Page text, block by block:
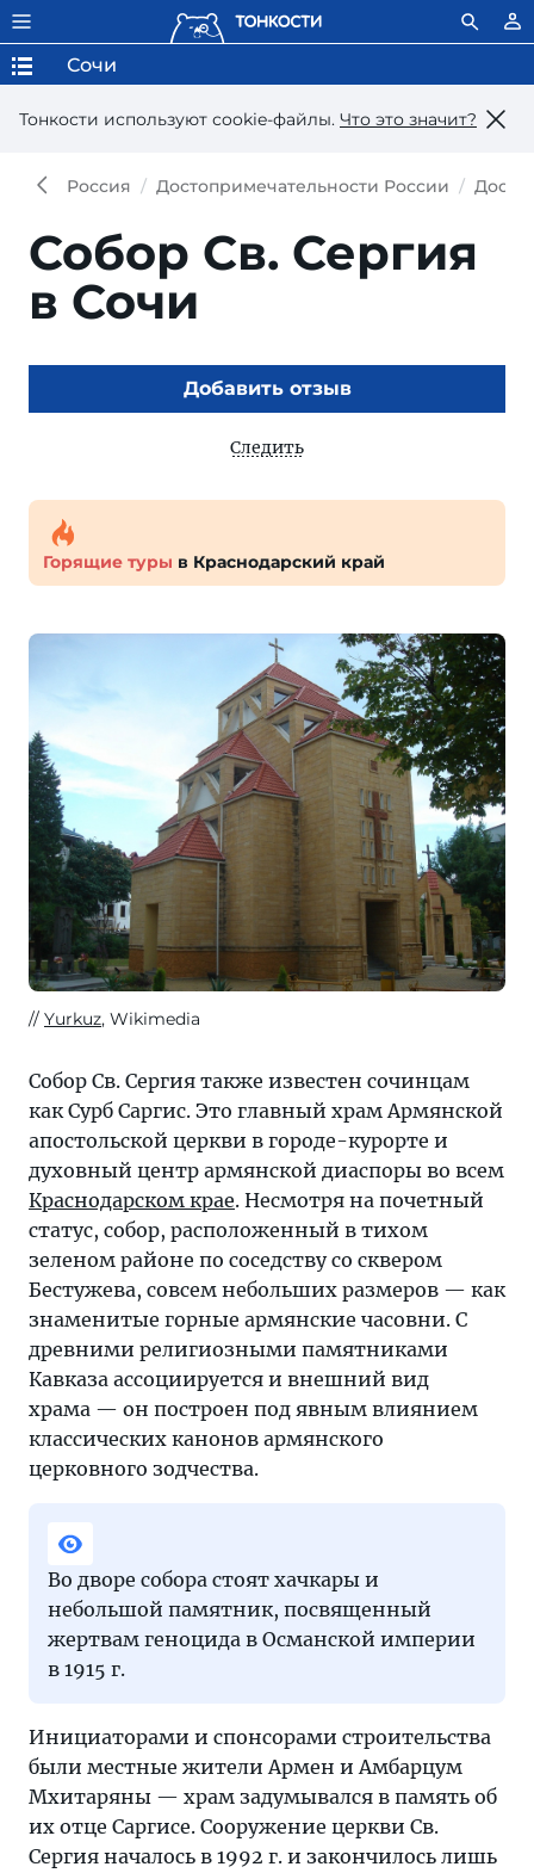
Тонкости используют сookie-файлы. Что это значит?
Сочи
Россия Достопримечательности России
Собор Св. Сергия
в Сочи
Добавить отзыв
Следить
Горящие туры в Краснодарский край
Yurkuz, Wikimedia
Собор Св. Сергия также известен сочинцам
как Сурб Саргис. Это главный храм Армянской
апостольской церкви в городе-курорте и
духовный центр армянской диаспоры во всем
Краснодарском крае. Несмотря на почетный
статус, собор, расположенный в тихом
зеленом районе по соседству со сквером
Бестужева, совсем небольших размеров — как
знаменитые горные армянские часовни. С
древними религиозными памятниками
Кавказа ассоциируется и внешний вид
храма — он построен под явным влиянием
классических канонов армянского
церковного зодчества.
Во дворе собора стоят хачкары и
небольшой памятник, посвященный
жертвам геноцида в Османской империи
в 1915 г.
Инициаторами и спонсорами строительства
были местные жители Армен и Амбарцум
Мхитаряны — храм задумывался в память об
их отце Саргисе. Сооружение церкви Св.
Сергия началось в 1992 г. и закончилось лишь